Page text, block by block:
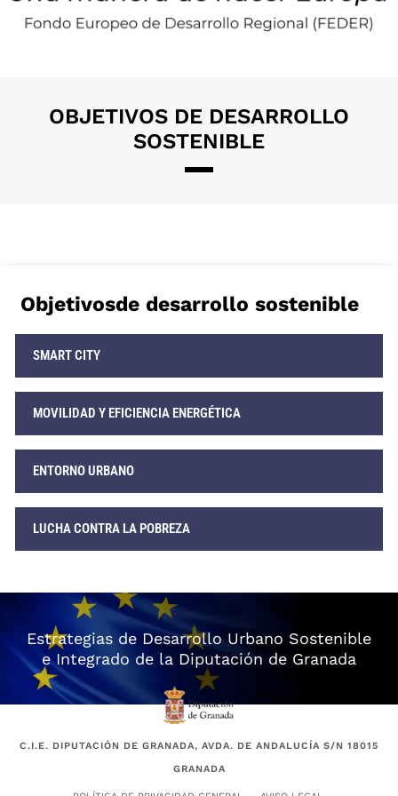
OBJETIVOS DE DESARROLLO
SOSTENIBLE​
Objetivosde desarrollo sostenible
SMART CITY
MOVILIDAD Y EFICIENCIA ENERGÉTICA
ENTORNO URBANO
LUCHA CONTRA LA POBREZA
Estrategias de Desarrollo Urbano Sostenible
e Integrado de la Diputación de Granada
C.I.E. DIPUTACIÓN DE GRANADA, AVDA. DE ANDALUCÍA S/N 18015
GRANADA